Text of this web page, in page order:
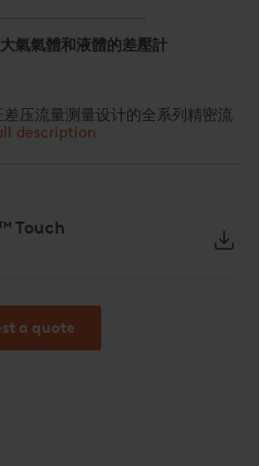
氣氣體和液體的差壓計
压流量测量设计的全系列精密流
业热处理应用的严苛要求。先进的
的方向，可以提供本地或遠程顯
NFPA86 熱加工行業安全使用指
行現場校準，以滿足 CQI-9、
質量審核系統的要求。
，旨在直接安裝到設備管道中。
觸和維護管道組件。
description
Touch
a quote